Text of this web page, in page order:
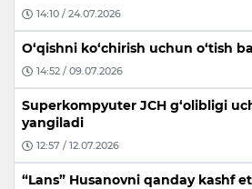
14:10 / 24.07.2026
O‘qishni ko‘chirish uchun o‘tish
14:52 / 09.07.2026
Superkompyuter JCH g‘olibligi
yangiladi
12:57 / 12.07.2026
“Lans” Husanovni qanday kashf